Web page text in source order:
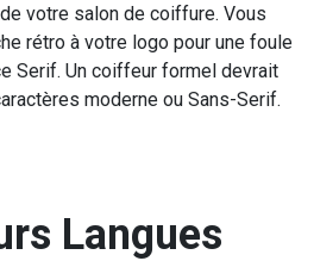
votre salon de coiffure. Vous
rétro à votre logo pour une foule
Serif. Un coiffeur formel devrait
moderne ou Sans-Serif.
Langues